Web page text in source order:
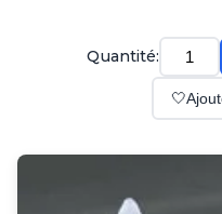
Lustre
Applique d'extérieur
Quantité:
🤍